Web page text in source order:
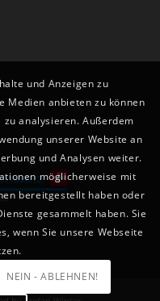
und Anzeigen zu
Medien anbieten zu können
analysieren. Außerdem
unserer Website an
und Analysen weiter.
möglicherweise mit
bereitgestellt haben oder
gesammelt haben. Sie
wenn Sie unsere Webseite
NEIN - ABLEHNEN!